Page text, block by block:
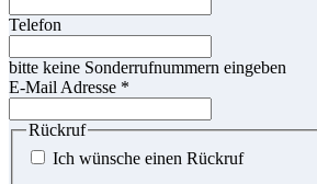
Telefon
bitte keine Sonderrufnummern eingeben
E-Mail Adresse *
Rückruf
Ich wünsche einen Rückruf